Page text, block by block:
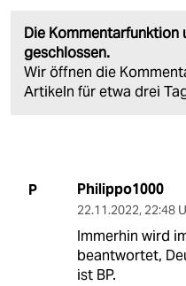
Die
geschlossen.
Wir öffnen die
Artikeln für etwa drei
P Philippo1000
22.11.2022, 22:48
Immerhin wird
beantwortet,
ist BP.